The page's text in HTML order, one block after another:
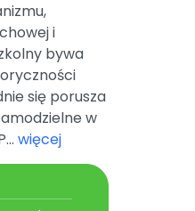
i
bywa
się porusza
w
więcej